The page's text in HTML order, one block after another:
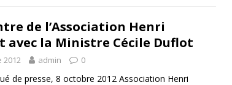
de l’Association Henri
avec la Ministre Cécile Duflot
2012 admin 0
de presse, 8 octobre 2012 Association Henri